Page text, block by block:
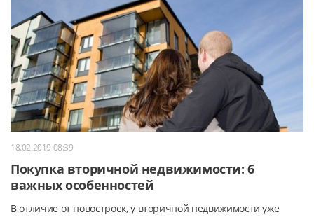
18.02.2019 08:39
Покупка вторичной недвижимости: 6
важных особенностей
В отличие от новостроек, у вторичной недвижимости уже